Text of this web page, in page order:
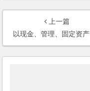
上一篇
以现金、管理、固定资产的形式出资，如何操作？